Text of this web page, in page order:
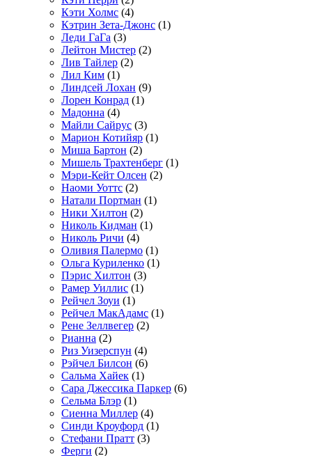
Кэти Холмс (4)
Кэтрин Зета-Джонс (1)
Леди ГаГа (3)
Лейтон Мистер (2)
Лив Тайлер (2)
Лил Ким (1)
Линдсей Лохан (9)
Лорен Конрад (1)
Мадонна (4)
Майли Сайрус (3)
Марион Котийяр (1)
Миша Бартон (2)
Мишель Трахтенберг (1)
Мэри-Кейт Олсен (2)
Наоми Уоттс (2)
Натали Портман (1)
Ники Хилтон (2)
Николь Кидман (1)
Николь Ричи (4)
Оливия Палермо (1)
Ольга Куриленко (1)
Пэрис Хилтон (3)
Рамер Уиллис (1)
Рейчел Зоуи (1)
Рейчел МакАдамс (1)
Рене Зеллвегер (2)
Рианна (2)
Риз Уизерспун (4)
Рэйчел Билсон (6)
Сальма Хайек (1)
Сара Джессика Паркер (6)
Сельма Блэр (1)
Сиенна Миллер (4)
Синди Кроуфорд (1)
Стефани Пратт (3)
Ферги (2)